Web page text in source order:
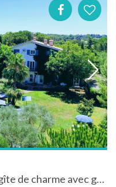
Belle location de vacances en gîte de charme avec grande piscine à Montpellier